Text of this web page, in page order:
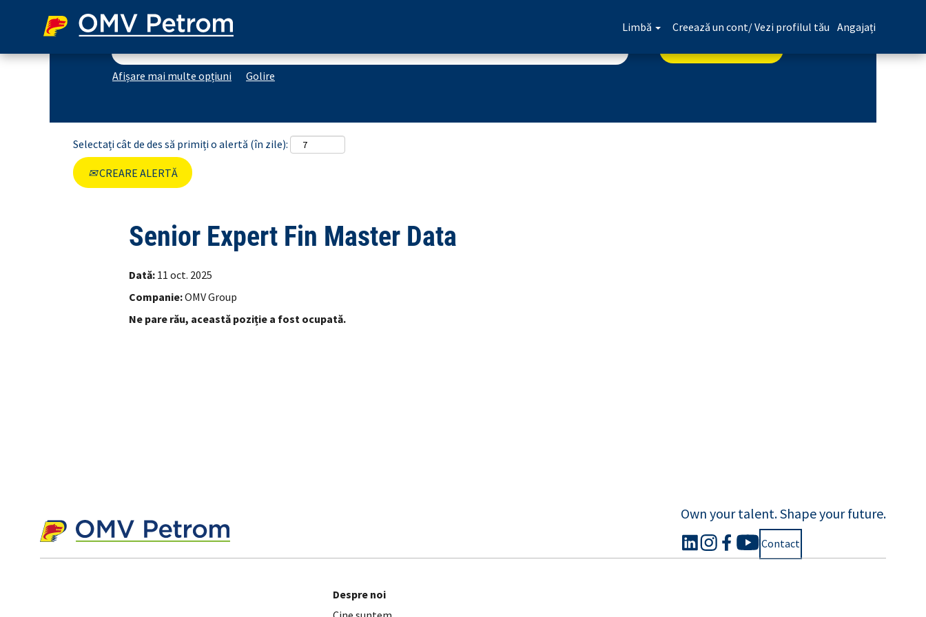
Limbă Creează un cont/ Vezi profilul tău Angajați
Căutare după cuvânt-cheie
Afișare mai multe opțiuni Golire
Selectați cât de des să primiți o alertă (în zile):
CREARE ALERTĂ
Senior Expert Fin Master Data
Dată: 11 oct. 2025
Companie:OMV Group
Ne pare rău, această poziție a fost ocupată.
Own your talent. Shape your future.
Contact
Despre noi